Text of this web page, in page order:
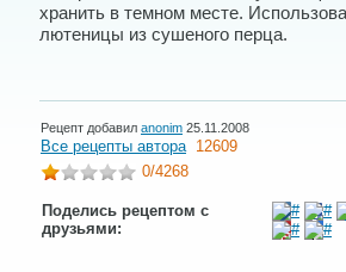
хранить в темном месте.
лютеницы из сушеного перца.
Рецепт добавил anonim 25.11.2008
Все рецепты автора 12609
0/4268
Поделись рецептом с
друзьями: